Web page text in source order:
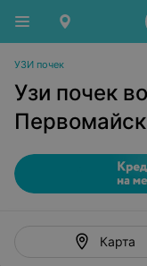
УЗИ почек
Узи почек
Карта